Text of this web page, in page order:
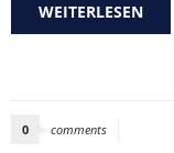
WEITERLESEN
0 comments